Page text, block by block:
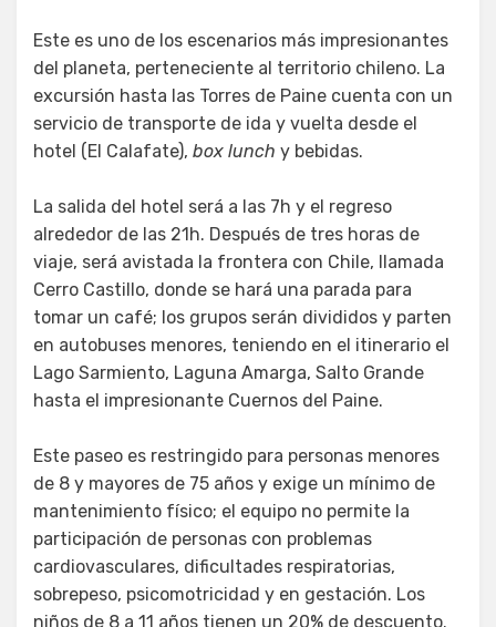
Este es uno de los escenarios más impresionantes
del planeta, perteneciente al territorio chileno. La
excursión hasta las Torres de Paine cuenta con un
servicio de transporte de ida y vuelta desde el
hotel (El Calafate), box lunch y bebidas.
La salida del hotel será a las 7h y el regreso
alrededor de las 21h. Después de tres horas de
viaje, será avistada la frontera con Chile, llamada
Cerro Castillo, donde se hará una parada para
tomar un café; los grupos serán divididos y parten
en autobuses menores, teniendo en el itinerario el
Lago Sarmiento, Laguna Amarga, Salto Grande
hasta el impresionante Cuernos del Paine.
Este paseo es restringido para personas menores
de 8 y mayores de 75 años y exige un mínimo de
mantenimiento físico; el equipo no permite la
participación de personas con problemas
cardiovasculares, dificultades respiratorias,
sobrepeso, psicomotricidad y en gestación. Los
niños de 8 a 11 años tienen un 20% de descuento.